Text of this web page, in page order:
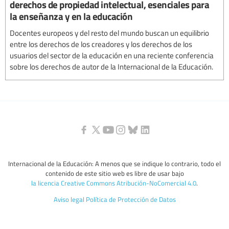
derechos de propiedad intelectual, esenciales para
la enseñanza y en la educación
Docentes europeos y del resto del mundo buscan un equilibrio
entre los derechos de los creadores y los derechos de los
usuarios del sector de la educación en una reciente conferencia
sobre los derechos de autor de la Internacional de la Educación.
Internacional de la Educación: A menos que se indique lo contrario, todo el
contenido de este sitio web es libre de usar bajo
la licencia Creative Commons Atribución-NoComercial 4.0.
Aviso legal Política de Protección de Datos